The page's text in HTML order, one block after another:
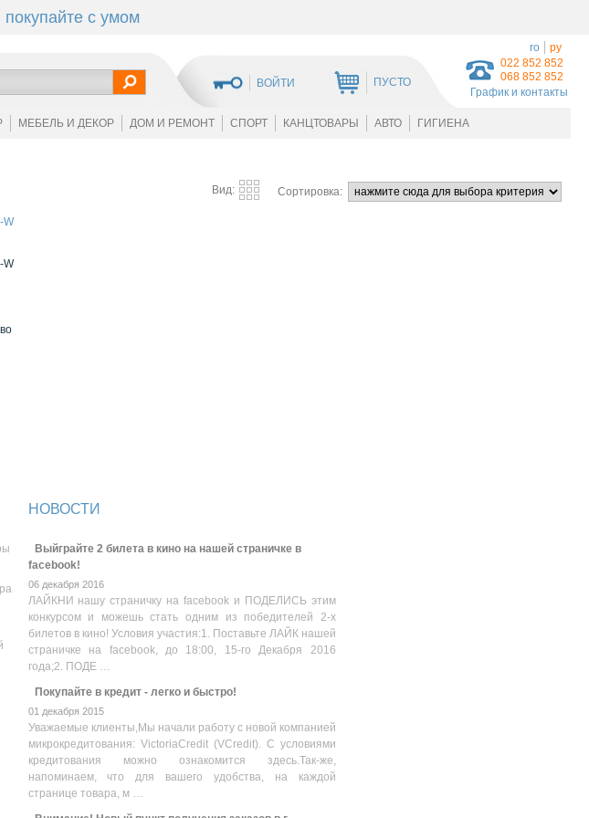
с умом
022 852 852
068 852 852
График и контакты
ВОЙТИ ПУСТО
ro ру
МЕБЕЛЬ И ДЕКОР ДОМ И РЕМОНТ СПОРТ КАНЦТОВАРЫ АВТО ГИГИЕНА
Вид: Сортировка:
W
W
НОВОСТИ
Выйграйте 2 билета в кино на нашей страничке в
facebook!
06 декабря 2016
ЛАЙКНИ нашу страничку на facebook и ПОДЕЛИСЬ этим
конкурсом и можешь стать одним из победителей 2-х
билетов в кино! Условия участия:1. Поставьте ЛАЙК нашей
страничке на facebook, до 18:00, 15-го Декабря 2016
года;2. ПОДЕ …
Покупайте в кредит - легко и быстро!
01 декабря 2015
Уважаемые клиенты,Мы начали работу с новой компанией
микрокредитования: VictoriaCredit (VCredit). С условиями
кредитования можно ознакомится здесь.Так-же,
напоминаем, что для вашего удобства, на каждой
странице товара, м …